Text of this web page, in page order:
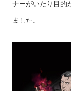
ナーがいたり目的
ました。